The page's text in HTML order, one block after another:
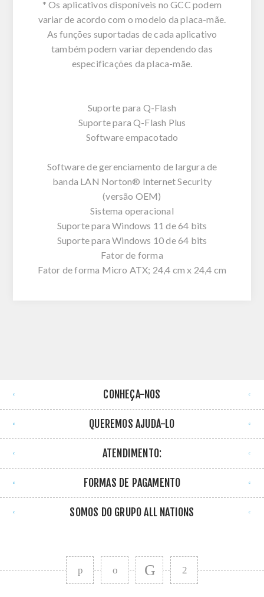
* Os aplicativos disponíveis no GCC podem
variar de acordo com o modelo da placa-mãe.
As funções suportadas de cada aplicativo
também podem variar dependendo das
especificações da placa-mãe.
Suporte para Q-Flash
Suporte para Q-Flash Plus
Software empacotado
Software de gerenciamento de largura de
banda LAN Norton® Internet Security
(versão OEM)
Sistema operacional
Suporte para Windows 11 de 64 bits
Suporte para Windows 10 de 64 bits
Fator de forma
Fator de forma Micro ATX; 24,4 cm x 24,4 cm
CONHEÇA-NOS
QUEREMOS AJUDÁ-LO
ATENDIMENTO:
FORMAS DE PAGAMENTO
SOMOS DO GRUPO ALL NATIONS